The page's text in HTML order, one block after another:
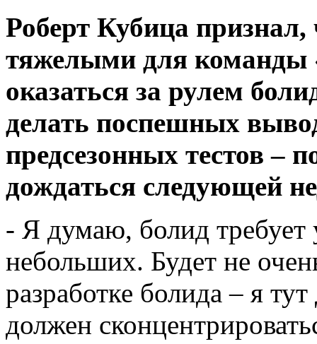
Роберт Кубица
тяжелыми для команды
оказаться за рулем
делать поспешных
предсезонных тестов –
дождаться следующей
- Я думаю, болид
небольших. Будет не
разработке болида – я
должен